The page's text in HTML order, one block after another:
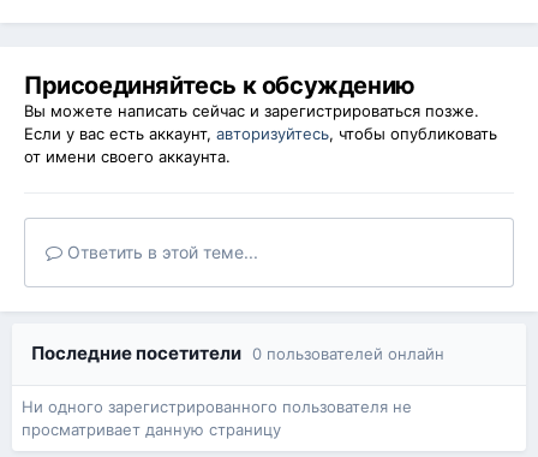
Присоединяйтесь к обсуждению
Вы можете написать сейчас и зарегистрироваться позже.
Если у вас есть аккаунт, авторизуйтесь, чтобы опубликовать
от имени своего аккаунта.
Ответить в этой теме...
Последние посетители 0 пользователей онлайн
Ни одного зарегистрированного пользователя не
просматривает данную страницу